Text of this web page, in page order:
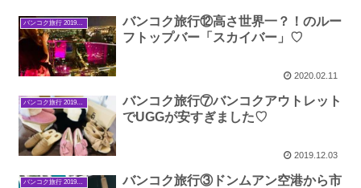
バンコク旅行 2019年9月
バンコク旅行⑫高さ世界一？！のルー
フトップバー「スカイバー」♡
2020.02.11
バンコク旅行 2019年9月
バンコク旅行⑦バンコクアウトレット
でUGGが安すぎました♡
2019.12.03
バンコク旅行 2019年9月
バンコク旅行③ドンムアン空港から市